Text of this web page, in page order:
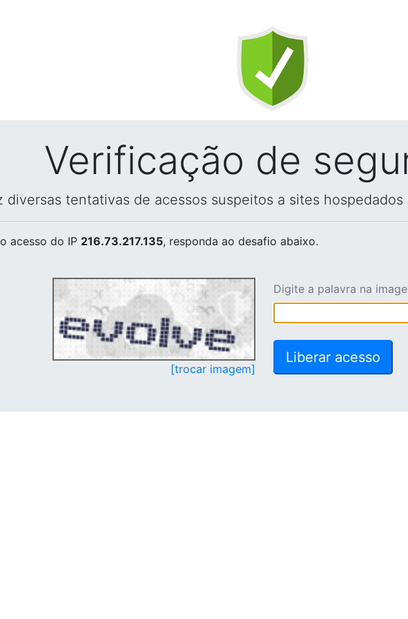
Verificação de
diversas tentativas de acessos suspeitos a sites hospedados
acesso do IP 216.73.217.135, responda ao desafio abaixo.
[trocar imagem]
Digite a palavra na